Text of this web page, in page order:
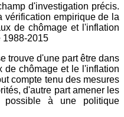
d'investigation précis.
vérification empirique de la
de chômage et l'inflation
1988-2015
trouve d'une part être dans
de chômage et le l'inflation
compte tenu des mesures
d'autre part amener les
à une politique